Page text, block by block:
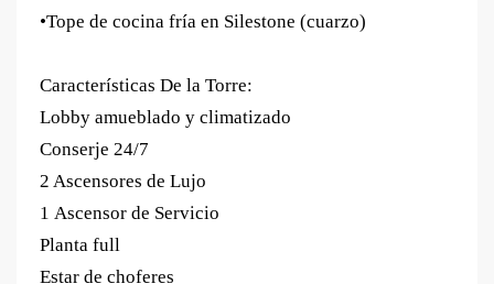
•Tope de cocina fría en Silestone (cuarzo)
Características De la Torre:
Lobby amueblado y climatizado
Conserje 24/7
2 Ascensores de Lujo
1 Ascensor de Servicio
Planta full
Estar de choferes